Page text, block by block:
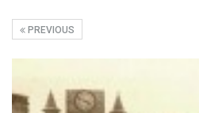
PREVIOUS